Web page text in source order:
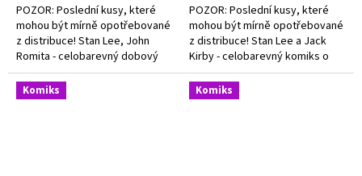
POZOR: Poslední kusy, které
mohou být mírně opotřebované
z distribuce! Stan Lee, John
Romita - celobarevný dobový
komiks z historie Daredevila.
POZOR: Poslední kusy, které
mohou být mírně opotřebované
z distribuce! Stan Lee a Jack
Kirby - celobarevný komiks o
začátcích zeleného vzteklouna.
Komiks Komiks